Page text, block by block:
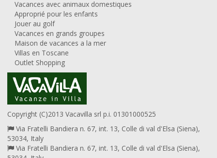
Vacances avec animaux domestiques
Approprié pour les enfants
Jouer au golf
Vacances en grands groupes
Maison de vacances a la mer
Villas en Toscane
Outlet Shopping
Copyright (C)2013 Vacavilla srl p.i. 01301000525
Via Fratelli Bandiera n. 67, int. 13, Colle di val d'Elsa (Siena),
53034, Italy
Via Fratelli Bandiera n. 67, int. 13, Colle di val d'Elsa (Siena),